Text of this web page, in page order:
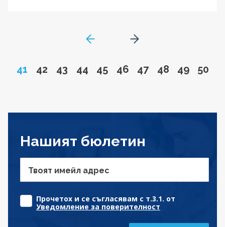
GoToPreviousPage
Page
41 Go to page
42 Go to page
43 Go to page
44 Go to page
45 Go to page
46 Go to page
47 Go to page
48 Go to
49 Go
50
Go to next page
Нашият бюлетин
Твоят имейл адрес
Прочетох и се съгласявам с т.3.1. от
Уведомление за поверителност